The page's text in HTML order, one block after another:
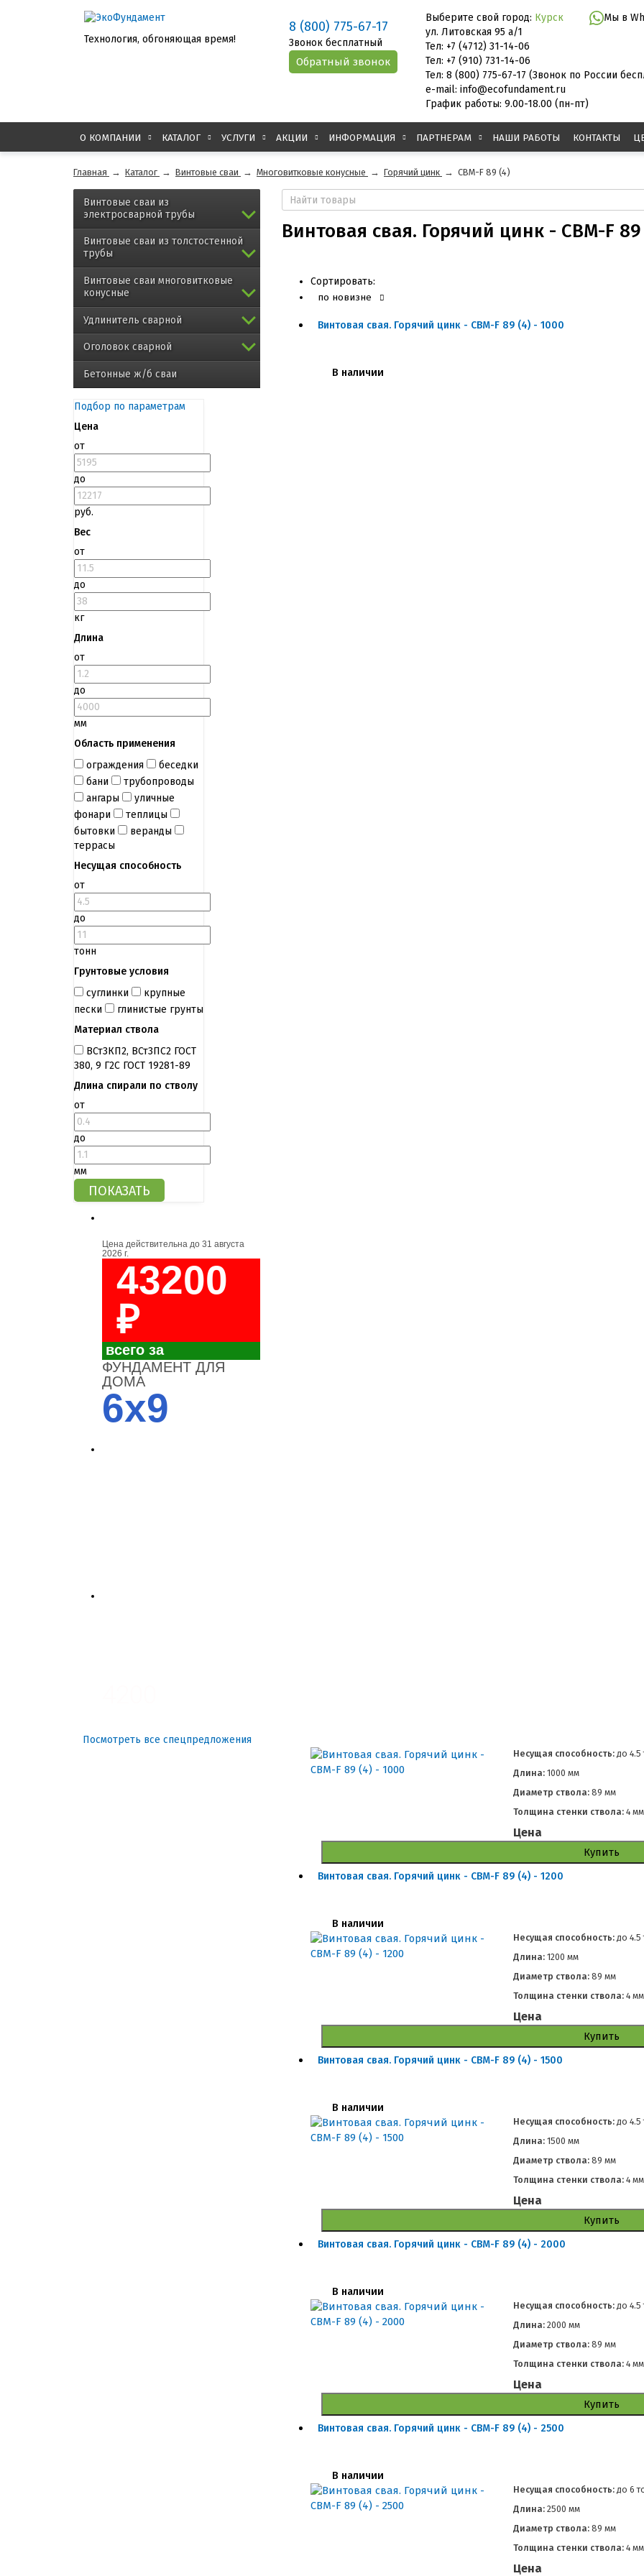
Технология, обгоняющая время!
8 (800) 775-67-17
Звонок бесплатный
Выберите свой город: Курск
Мы в
ул. Литовская 95 а/1
Тел: +7 (4712) 31-14-06
Тел: +7 (910) 731-14-06
Тел: 8 (800) 775-67-17 (Звонок по России
e-mail: info@ecofundament.ru
График работы: 9.00-18.00 (пн-пт)
О КОМПАНИИ КАТАЛОГ УСЛУГИ АКЦИИ ИНФОРМАЦИЯ ПАРТНЕРАМ НАШИ РАБОТЫ КОНТАКТЫ
Главная → Каталог → Винтовые сваи → Многовитковые конусные → Горячий цинк → СВМ-F 89 (4)
Винтовые сваи из
электросварной трубы
Винтовые сваи из толстостенной
трубы
Винтовые сваи многовитковые
конусные
Удлинитель сварной
Оголовок сварной
Бетонные ж/б сваи
Подбор по параметрам
Цена
от
до
руб.
Вес
от
до
кг
Длина
от
до
мм
Область применения
ограждения
беседки
бани
трубопроводы
ангары
уличные
фонари
теплицы
бытовки
веранды
террасы
Несущая способность
от
до
тонн
Грунтовые условия
суглинки
крупные
пески
глинистые грунты
Материал ствола
ВСт3КП2, ВСт3ПС2 ГОСТ
380, 9 Г2С ГОСТ 19281-89
Длина спирали по стволу
от
до
мм
Цена действительна до 31 августа
2026 г.
43200
₽
всего за
ФУНДАМЕНТ ДЛЯ
ДОМА
6x9
Посмотреть все спецпредложения
Винтовая свая. Горячий цинк - СВМ-F
Сортировать:
по новизне
Винтовая свая. Горячий цинк - СВМ-F 89 (4) - 1000
В наличии
Несущая способность: до4.5
Длина: 1000 мм
Диаметр ствола: 89 мм
Толщина стенки ствола: 4 мм
Цена
Купить
Винтовая свая. Горячий цинк - СВМ-F 89 (4) - 1200
В наличии
Несущая способность: до4.5
Длина: 1200 мм
Диаметр ствола: 89 мм
Толщина стенки ствола: 4 мм
Цена
Купить
Винтовая свая. Горячий цинк - СВМ-F 89 (4) - 1500
В наличии
Несущая способность: до4.5
Длина: 1500 мм
Диаметр ствола: 89 мм
Толщина стенки ствола: 4 мм
Цена
Купить
Винтовая свая. Горячий цинк - СВМ-F 89 (4) - 2000
В наличии
Несущая способность: до4.5
Длина: 2000 мм
Диаметр ствола: 89 мм
Толщина стенки ствола: 4 мм
Цена
Купить
Винтовая свая. Горячий цинк - СВМ-F 89 (4) - 2500
В наличии
Несущая способность: до6
Длина: 2500 мм
Диаметр ствола: 89 мм
Толщина стенки ствола: 4 мм
Цена